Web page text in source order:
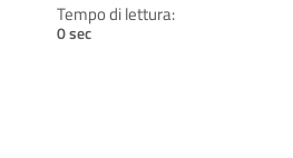
Tempo di lettura:
0 sec